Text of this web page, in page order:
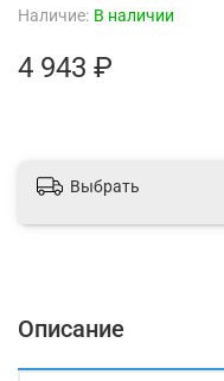
Наличие: В наличии
4 943 ₽
Выбрать
Описание